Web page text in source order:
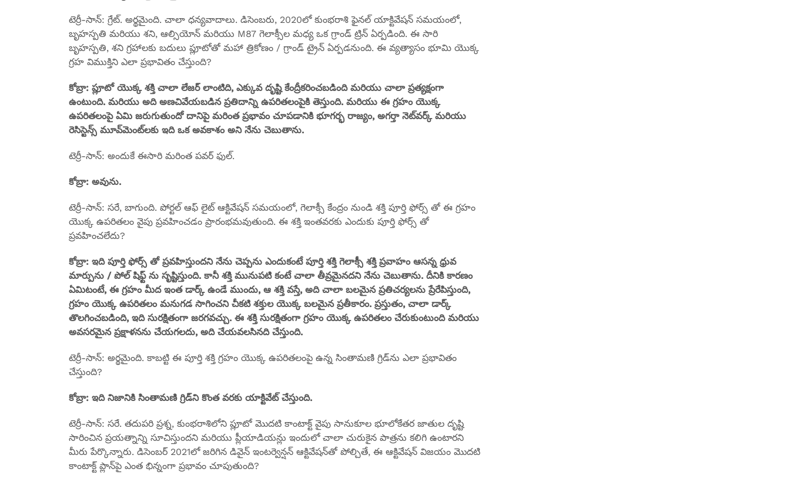
టెర్రీ-సాన్: గ్రేట్. అర్థమైంది. చాలా ధన్యవాదాలు. డిసెంబరు, 2020లో కుంభరాశి ఫైనల్ యాక్టివేషన్ సమయంలో,
బృహస్పతి మరియు శని, ఆల్సియోన్ మరియు M87 గెలాక్సీల మధ్య ఒక గ్రాండ్ ట్రిన్ ఏర్పడింది. ఈ సారి
బృహస్పతి, శని గ్రహాలకు బదులు ప్లూటోతో మహా త్రికోణం / గ్రాండ్ ట్రైన్ ఏర్పడనుంది. ఈ వ్యత్యాసం భూమి యొక్క
గ్రహ విముక్తిని ఎలా ప్రభావితం చేస్తుంది?
కోబ్రా: ప్లూటో యొక్క శక్తి చాలా లేజర్ లాంటిది, ఎక్కువ దృష్టి కేంద్రీకరించబడింది మరియు చాలా ప్రత్యక్షంగా
ఉంటుంది. మరియు అది అణచివేయబడిన ప్రతిదాన్ని ఉపరితలంపైకి తెస్తుంది. మరియు ఈ గ్రహం యొక్క
ఉపరితలంపై ఏమి జరుగుతుందో దానిపై మరింత ప్రభావం చూపడానికి భూగర్భ రాజ్యం, అగర్తా నెట్‌వర్క్ మరియు
రెసిస్టెన్స్ మూవ్‌మెంట్‌లకు ఇది ఒక అవకాశం అని నేను చెబుతాను.
టెర్రీ-సాన్: అందుకే ఈసారి మరింత పవర్ ఫుల్.
కోబ్రా: అవును.
టెర్రీ-సాన్: సరే, బాగుంది. పోర్టల్ ఆఫ్ లైట్ ఆక్టివేషన్ సమయంలో, గెలాక్సీ కేంద్రం నుండి శక్తి పూర్తి ఫోర్స్ తో ఈ గ్రహం
యొక్క ఉపరితలం వైపు ప్రవహించడం ప్రారంభమవుతుంది. ఈ శక్తి ఇంతవరకు ఎందుకు పూర్తి ఫోర్స్ తో
ప్రవహించలేదు?
కోబ్రా: ఇది పూర్తి ఫోర్స్ తో ప్రవహిస్తుందని నేను చెప్పను ఎందుకంటే పూర్తి శక్తి గెలాక్సీ శక్తి ప్రవాహం ఆసన్న ధ్రువ
మార్పును / పోల్ షిఫ్ట్ ను సృష్టిస్తుంది. కానీ శక్తి మునుపటి కంటే చాలా తీవ్రమైనదని నేను చెబుతాను. దీనికి కారణం
ఏమిటంటే, ఈ గ్రహం మీద ఇంత డార్క్ ఉండే ముందు, ఆ శక్తి వస్తే, అది చాలా బలమైన ప్రతిచర్యలను ప్రేరేపిస్తుంది,
గ్రహం యొక్క ఉపరితలం మనుగడ సాగించని చీకటి శక్తుల యొక్క బలమైన ప్రతీకారం. ప్రస్తుతం, చాలా డార్క్
తొలగించబడింది, ఇది సురక్షితంగా జరగవచ్చు. ఈ శక్తి సురక్షితంగా గ్రహం యొక్క ఉపరితలం చేరుకుంటుంది మరియు
అవసరమైన ప్రక్షాళనను చేయగలదు, అది చేయవలసినది చేస్తుంది.
టెర్రీ-సాన్: అర్థమైంది. కాబట్టి ఈ పూర్తి శక్తి గ్రహం యొక్క ఉపరితలంపై ఉన్న సింతామణి గ్రిడ్‌ను ఎలా ప్రభావితం
చేస్తుంది?
కోబ్రా: ఇది నిజానికి సింతామణి గ్రిడ్‌ని కొంత వరకు యాక్టివేట్ చేస్తుంది.
టెర్రీ-సాన్: సరే. తదుపరి ప్రశ్న, కుంభరాశిలోని ప్లూటో మొదటి కాంటాక్ట్ వైపు సానుకూల భూలోకేతర జాతుల దృష్టి
సారించిన ప్రయత్నాన్ని సూచిస్తుందని మరియు ప్లీయాడియన్లు ఇందులో చాలా చురుకైన పాత్రను కలిగి ఉంటారని
మీరు పేర్కొన్నారు. డిసెంబర్ 2021లో జరిగిన డివైన్ ఇంటర్వెన్షన్ ఆక్టివేషన్‌తో పోల్చితే, ఈ ఆక్టివేషన్ విజయం మొదటి
కాంటాక్ట్ ప్లాన్‌పై ఎంత భిన్నంగా ప్రభావం చూపుతుంది?